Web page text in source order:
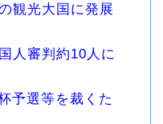
観光大国に発展
人審判約10人に
予選等を裁くた